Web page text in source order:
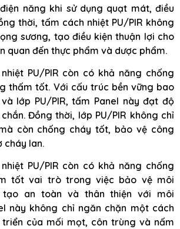
năng khi sử dụng quạt mát, điều
thời, tấm cách nhiệt PU/PIR không
sương, tạo điều kiện thuận lợi cho
quan đến thực phẩm và dược phẩm.
PU/PIR còn có khả năng chống
thấm tốt. Với cấu trúc bền vững bao
lớp PU/PIR, tấm Panel này đạt độ
Đồng thời, lớp PU/PIR không chỉ
còn chống cháy tốt, bảo vệ công
cháy lan.
PU/PIR còn có khả năng chống
tốt vai trò trong việc bảo vệ môi
tạo an toàn và thân thiện với môi
này không chỉ ngăn chặn một cách
triển của mối mọt, côn trùng và nấm